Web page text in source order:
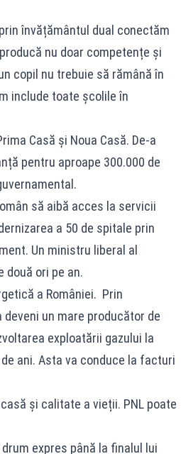
învățământul dual conectăm
nu doar competențe și
copil nu trebuie să rămână în
include toate școlile în
Casă și Noua Casă. De-a
pentru aproape 300.000 de
să aibă acces la servicii
a 50 de spitale prin
Un ministru liberal al
ori pe an.
a României. Prin
un mare producător de
exploatării gazului la
ani. Asta va conduce la facturi
și calitate a vieții. PNL poate
expres până la finalul lui